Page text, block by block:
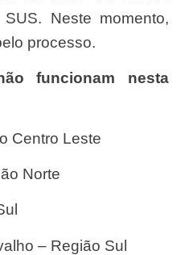
Neste momento,
processo.
Centro Leste
Norte
– Região Sul